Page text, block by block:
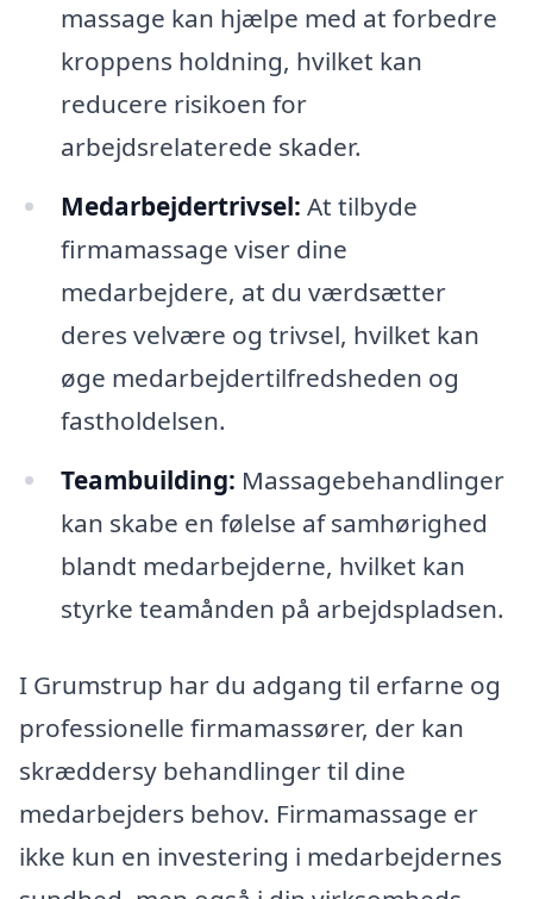
massage kan hjælpe med at forbedre
kroppens holdning, hvilket kan
reducere risikoen for
arbejdsrelaterede skader.
Medarbejdertrivsel: At tilbyde
firmamassage viser dine
medarbejdere, at du værdsætter
deres velvære og trivsel, hvilket kan
øge medarbejdertilfredsheden og
fastholdelsen.
Teambuilding: Massagebehandlinger
kan skabe en følelse af samhørighed
blandt medarbejderne, hvilket kan
styrke teamånden på arbejdspladsen.
I Grumstrup har du adgang til erfarne og
professionelle firmamassører, der kan
skræddersy behandlinger til dine
medarbejders behov. Firmamassage er
ikke kun en investering i medarbejdernes